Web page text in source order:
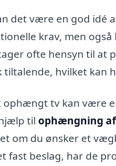
det være en god idé
krav, men
ofte hensyn til at
hvilket kan
ophængt tv kan være
til ophængning
om du ønsker et
fast beslag, har de